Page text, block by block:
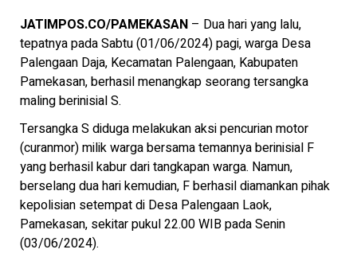
JATIMPOS.CO/PAMEKASAN – Dua hari yang lalu,
tepatnya pada Sabtu (01/06/2024) pagi, warga Desa
Palengaan Daja, Kecamatan Palengaan, Kabupaten
Pamekasan, berhasil menangkap seorang tersangka
maling berinisial S.
Tersangka S diduga melakukan aksi pencurian motor
(curanmor) milik warga bersama temannya berinisial F
yang berhasil kabur dari tangkapan warga. Namun,
berselang dua hari kemudian, F berhasil diamankan pihak
kepolisian setempat di Desa Palengaan Laok,
Pamekasan, sekitar pukul 22.00 WIB pada Senin
(03/06/2024).